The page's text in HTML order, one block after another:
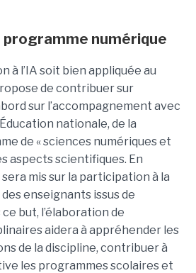
numérique
à l’IA soit bien appliquée au
de contribuer sur
sur l’accompagnement avec
nationale, de la
de « sciences numériques et
aspects scientifiques. En
mis sur la participation à la
enseignants issus de
but, l’élaboration de
aidera à appréhender les
de la discipline, contribuer à
les programmes scolaires et